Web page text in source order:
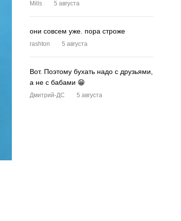
Mills 5 августа
они совсем уже. пора строже
rashton 5 августа
Вот. Поэтому бухать надо с друзьями,
а не с бабами 😁
Дмитрий-ДС 5 августа